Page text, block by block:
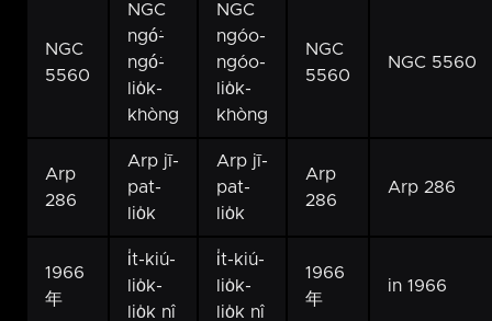
NGC
5560
NGC
ngó͘-
ngó͘-
lio̍k-
khòng
NGC
ngóo-
ngóo-
lio̍k-
khòng
NGC
5560
NGC 5560
Arp
286
Arp jī-
pat-
lio̍k
Arp jī-
pat-
lio̍k
Arp
286
Arp 286
1966
年
i̍t-kiú-
lio̍k-
lio̍k nî
i̍t-kiú-
lio̍k-
lio̍k nî
1966
年
in 1966